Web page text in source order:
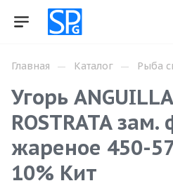
Главная — Каталог — Рыба
Угорь ANGUILLA
ROSTRATA зам.
жареное 450-
10% Кит